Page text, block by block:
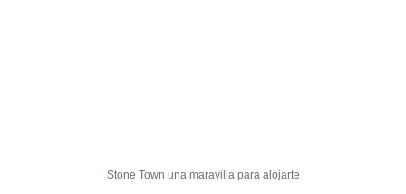
Stone Town una maravilla para alojarte